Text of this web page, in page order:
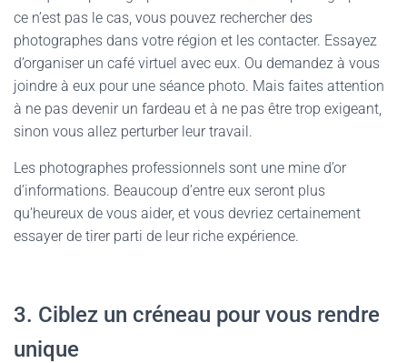
ce n’est pas le cas, vous pouvez rechercher des
photographes dans votre région et les contacter. Essayez
d’organiser un café virtuel avec eux. Ou demandez à vous
joindre à eux pour une séance photo. Mais faites attention
à ne pas devenir un fardeau et à ne pas être trop exigeant,
sinon vous allez perturber leur travail.
Les photographes professionnels sont une mine d’or
d’informations. Beaucoup d’entre eux seront plus
qu’heureux de vous aider, et vous devriez certainement
essayer de tirer parti de leur riche expérience.
3. Ciblez un créneau pour vous rendre
unique